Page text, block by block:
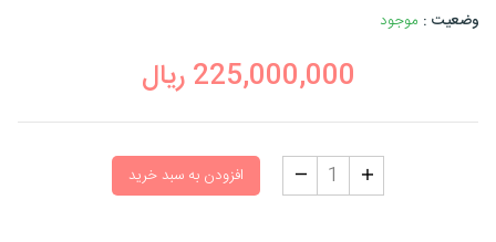
وضعیت : موجود
225,000,000 ریال
افزودن به سبد خرید